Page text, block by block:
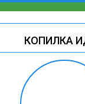
КОПИЛКА